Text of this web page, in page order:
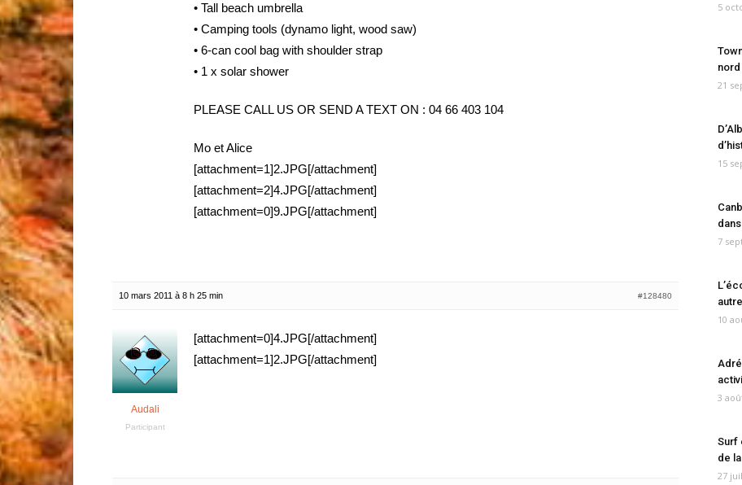
• Tall beach umbrella
• Camping tools (dynamo light, wood saw)
• 6-can cool bag with shoulder strap
• 1 x solar shower
PLEASE CALL US OR SEND A TEXT ON : 04 66 403 104
Mo et Alice
[attachment=1]2.JPG[/attachment]
[attachment=2]4.JPG[/attachment]
[attachment=0]9.JPG[/attachment]
10 mars 2011 à 8 h 25 min #128480
Audali
Participant
[attachment=0]4.JPG[/attachment]
[attachment=1]2.JPG[/attachment]
5
21
15
7
10
3
Surf
de
27